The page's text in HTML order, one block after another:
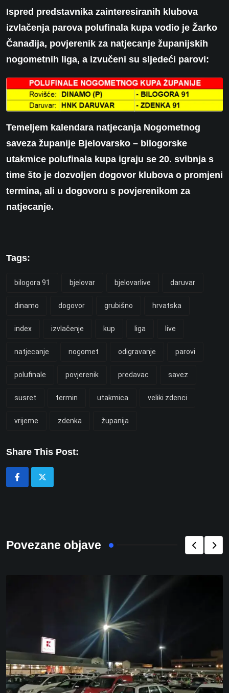
Ispred predstavnika zainteresiranih klubova
izvlačenja parova polufinala kupa vodio je Žarko
Čanađija, povjerenik za natjecanje županijskih
nogometnih liga, a izvučeni su sljedeći parovi:
Temeljem kalendara natjecanja Nogometnog
saveza županije Bjelovarsko – bilogorske
utakmice polufinala kupa igraju se 20. svibnja s
time što je dozvoljen dogovor klubova o promjeni
termina, ali u dogovoru s povjerenikom za
natjecanje.
Tags:
bilogora 91 bjelovar bjelovarlive daruvar
dinamo dogovor grubišno hrvatska
index izvlačenje kup liga live
natjecanje nogomet odigravanje parovi
polufinale povjerenik predavac savez
susret termin utakmica veliki zdenci
vrijeme zdenka županija
Share This Post:
Povezane objave